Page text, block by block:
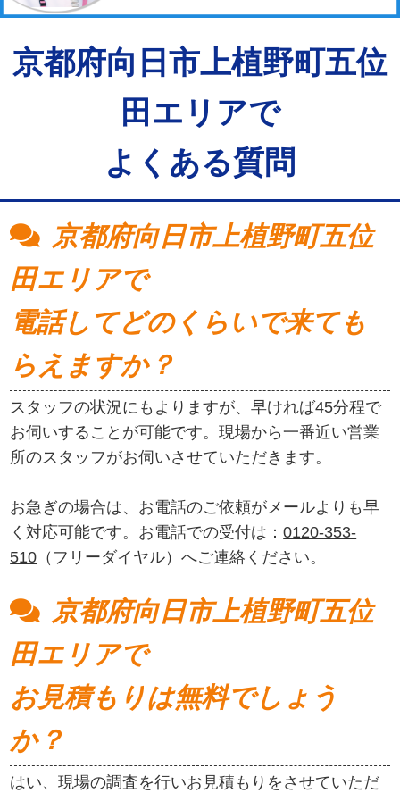
京都府向日市上植野町五位
田エリアで
よくある質問
京都府向日市上植野町五位
田エリアで
電話してどのくらいで来ても
らえますか？
スタッフの状況にもよりますが、早ければ45分程で
お伺いすることが可能です。現場から一番近い営業
所のスタッフがお伺いさせていただきます。
お急ぎの場合は、お電話のご依頼がメールよりも早
く対応可能です。お電話での受付は：0120-353-
510 （フリーダイヤル）へご連絡ください。
京都府向日市上植野町五位
田エリアで
お見積もりは無料でしょう
か？
はい、現場の調査を行いお見積もりをさせていただ